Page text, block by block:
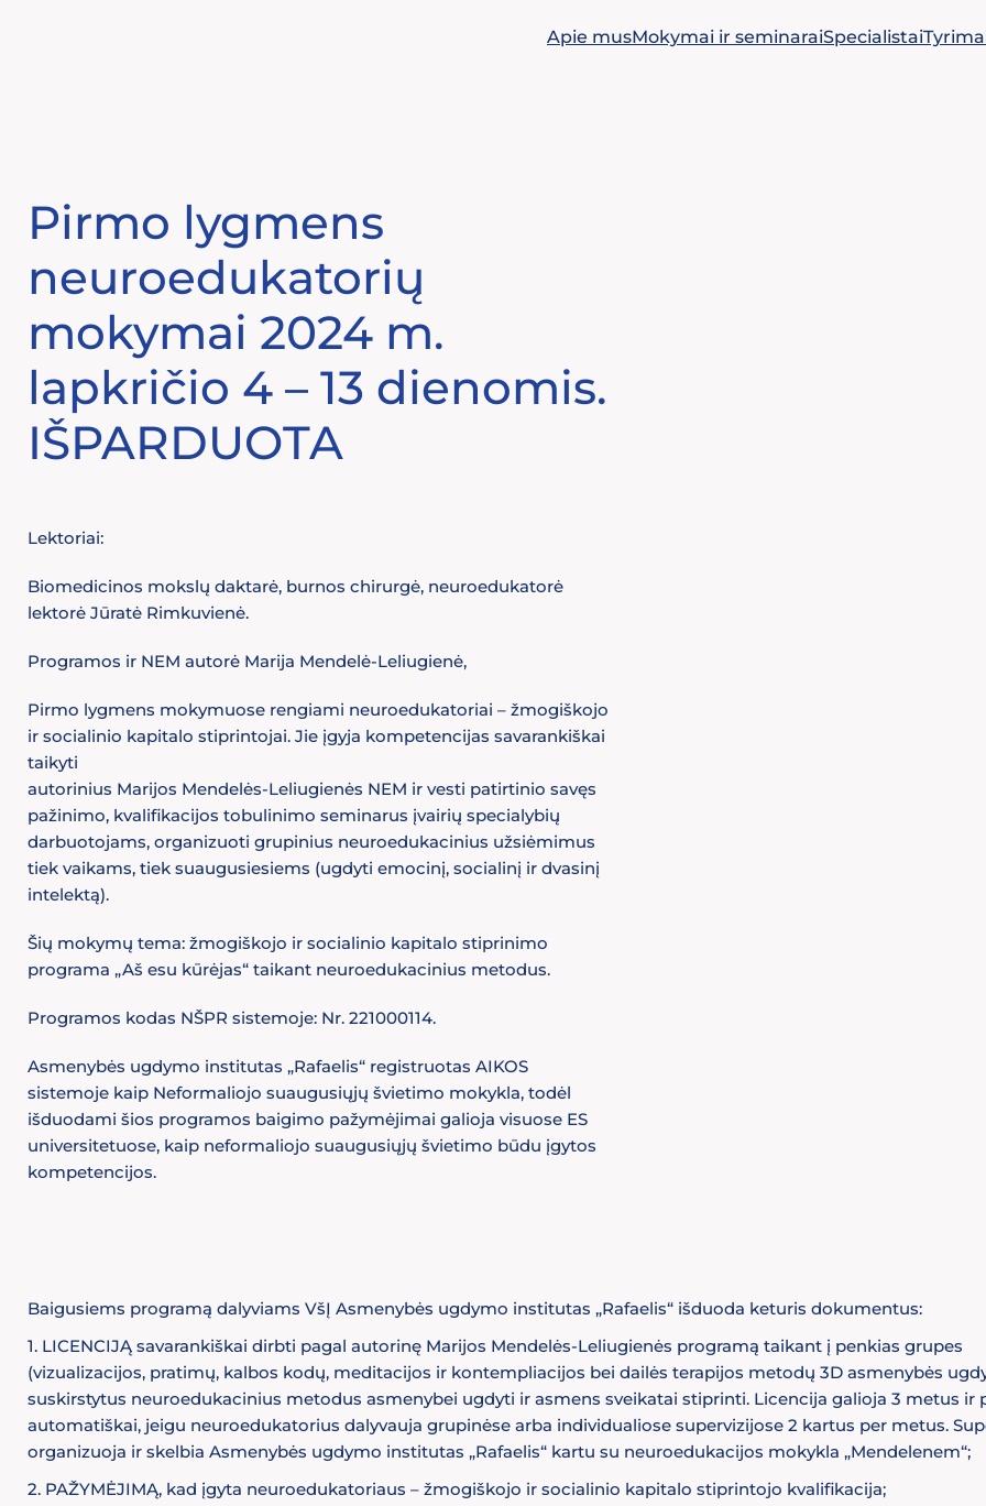
Apie musMokymai ir seminaraiSpecialistai
Pirmo lygmens
neuroedukatorių
mokymai 2024 m.
lapkričio 4 – 13 dienomis.
IŠPARDUOTA
Lektoriai:
Biomedicinos mokslų daktarė, burnos chirurgė, neuroedukatorė
lektorė Jūratė Rimkuvienė.
Programos ir NEM autorė Marija Mendelė-Leliugienė,
Pirmo lygmens mokymuose rengiami neuroedukatoriai – žmogiškojo
ir socialinio kapitalo stiprintojai. Jie įgyja kompetencijas savarankiškai
taikyti
autorinius Marijos Mendelės-Leliugienės NEM ir vesti patirtinio savęs
pažinimo, kvalifikacijos tobulinimo seminarus įvairių specialybių
darbuotojams, organizuoti grupinius neuroedukacinius užsiėmimus
tiek vaikams, tiek suaugusiesiems (ugdyti emocinį, socialinį ir dvasinį
intelektą).
Šių mokymų tema: žmogiškojo ir socialinio kapitalo stiprinimo
programa „Aš esu kūrėjas“ taikant neuroedukacinius metodus.
Programos kodas NŠPR sistemoje: Nr. 221000114.
Asmenybės ugdymo institutas „Rafaelis“ registruotas AIKOS
sistemoje kaip Neformaliojo suaugusiųjų švietimo mokykla, todėl
išduodami šios programos baigimo pažymėjimai galioja visuose ES
universitetuose, kaip neformaliojo suaugusiųjų švietimo būdu įgytos
kompetencijos.
Baigusiems programą dalyviams VšĮ Asmenybės ugdymo institutas „Rafaelis“ išduoda keturis dokumentus:
1. LICENCIJĄ savarankiškai dirbti pagal autorinę Marijos Mendelės-Leliugienės programą taikant į penkias grupes
(vizualizacijos, pratimų, kalbos kodų, meditacijos ir kontempliacijos bei dailės terapijos metodų 3D asmenybės
suskirstytus neuroedukacinius metodus asmenybei ugdyti ir asmens sveikatai stiprinti. Licencija galioja 3 metus ir
automatiškai, jeigu neuroedukatorius dalyvauja grupinėse arba individualiose supervizijose 2 kartus per metus.
organizuoja ir skelbia Asmenybės ugdymo institutas „Rafaelis“ kartu su neuroedukacijos mokykla „Mendelenem“;
2. PAŽYMĖJIMĄ, kad įgyta neuroedukatoriaus – žmogiškojo ir socialinio kapitalo stiprintojo kvalifikacija;